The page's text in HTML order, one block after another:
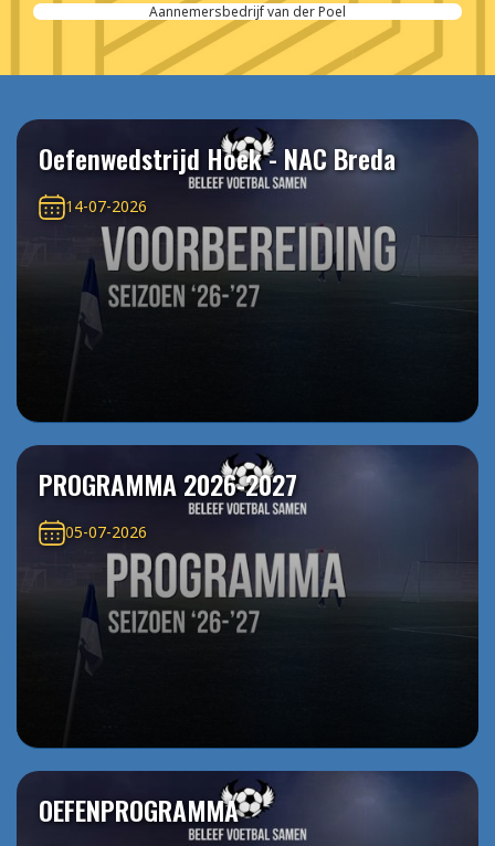
Aannemersbedrijf van der Poel
Oefenwedstrijd Hoek - NAC Breda
14-07-2026
PROGRAMMA 2026-2027
05-07-2026
OEFENPROGRAMMA